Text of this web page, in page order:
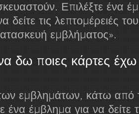
Επιλέξτε ένα
δείτε τις λεπτομέρειές
εμβλήματος».
δω ποιες κάρτες έχω
εμβλημάτων, κάτω από
ένα έμβλημα για να